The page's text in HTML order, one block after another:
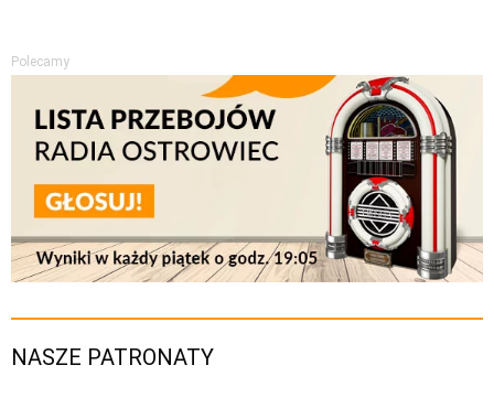
Polecamy
NASZE PATRONATY